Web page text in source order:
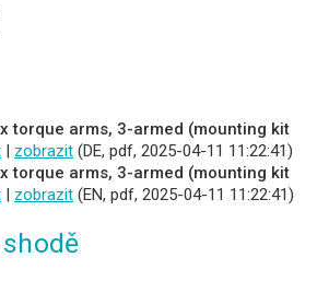
torque arms, 3-armed (mounting kit
| zobrazit (DE, pdf, 2025-04-11 11:22:41)
torque arms, 3-armed (mounting kit
| zobrazit (EN, pdf, 2025-04-11 11:22:41)